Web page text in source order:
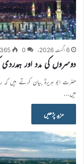
6 اگست 2026ء 0
365
دوسروں کی مدد اور ہمدردی
حضرت ابو ہریرہؓ بیان کرتے ہیں
میں…
مزید پڑھیں